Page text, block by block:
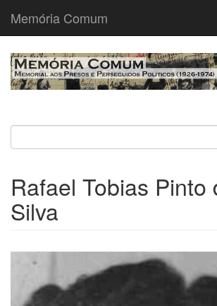
Passar
para
Memória Comum
Rafael Tobias Pinto
Silva